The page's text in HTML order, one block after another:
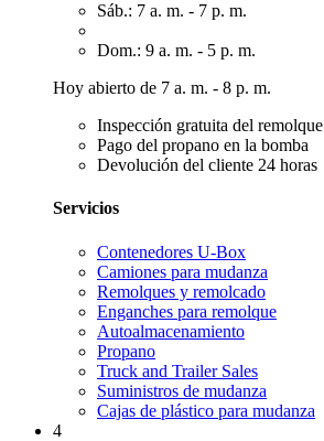
Sáb.: 7 a. m. - 7 p. m.
Dom.: 9 a. m. - 5 p. m.
Hoy abierto de 7 a. m. - 8 p. m.
Inspección gratuita del remolque
Pago del propano en la bomba
Devolución del cliente 24 horas
Servicios
Contenedores U-Box
Camiones para mudanza
Remolques y remolcado
Enganches para remolque
Autoalmacenamiento
Propano
Truck and Trailer Sales
Suministros de mudanza
Cajas de plástico para mudanza
4